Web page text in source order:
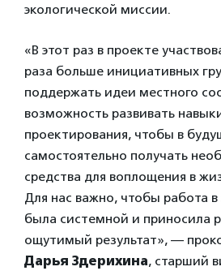
экологической миссии.
«В этот раз в проекте
раза больше инициативных
поддержать идеи местного
возможность развивать
проектирования, чтобы в
самостоятельно получать
средства для воплощения в
Для нас важно, чтобы работа в
была системной и приносила
ощутимый результат», —
Дарья Здерихина, старший